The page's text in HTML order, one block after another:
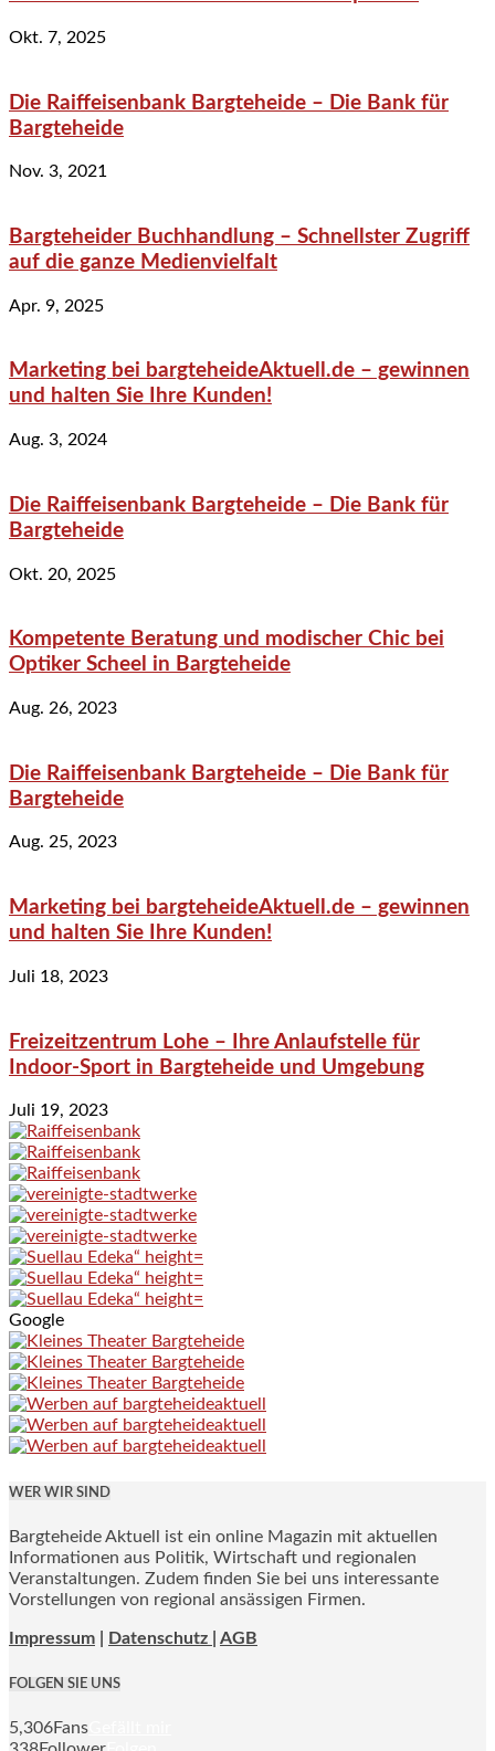
Okt. 7, 2025
Die Raiffeisenbank Bargteheide – Die Bank für
Bargteheide
Nov. 3, 2021
Bargteheider Buchhandlung – Schnellster Zugriff
auf die ganze Medienvielfalt
Apr. 9, 2025
Marketing bei bargteheideAktuell.de – gewinnen
und halten Sie Ihre Kunden!
Aug. 3, 2024
Die Raiffeisenbank Bargteheide – Die Bank für
Bargteheide
Okt. 20, 2025
Kompetente Beratung und modischer Chic bei
Optiker Scheel in Bargteheide
Aug. 26, 2023
Die Raiffeisenbank Bargteheide – Die Bank für
Bargteheide
Aug. 25, 2023
Marketing bei bargteheideAktuell.de – gewinnen
und halten Sie Ihre Kunden!
Juli 18, 2023
Freizeitzentrum Lohe – Ihre Anlaufstelle für
Indoor-Sport in Bargteheide und Umgebung
Juli 19, 2023
Google
WER WIR SIND
Bargteheide Aktuell ist ein online Magazin mit aktuellen
Informationen aus Politik, Wirtschaft und regionalen
Veranstaltungen. Zudem finden Sie bei uns interessante
Vorstellungen von regional ansässigen Firmen.
Impressum Datenschutz | AGB
FOLGEN SIE UNS
5,306Fans